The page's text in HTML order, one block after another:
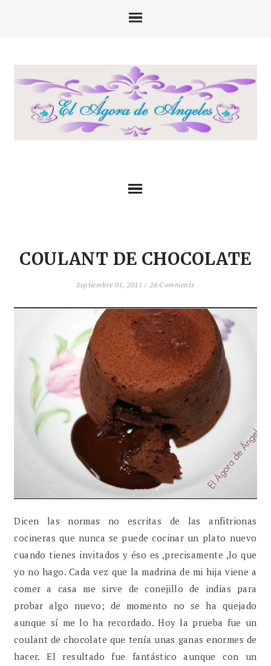
COULANT DE CHOCOLATE
Septiembre 01, 2011 / 26 Comments
Dicen las normas no escritas de las anfitrionas
cocineras que nunca se puede cocinar un plato nuevo
cuando tienes invitados y éso es ,precisamente ,lo que
yo no hago. Cada vez que la madrina de mi hija viene a
comer a casa me sirve de conejillo de indias para
probar algo nuevo; de momento no se ha quejado
aunque sí me lo ha recordado. Hoy la prueba fue un
coulant de chocolate que tenía unas ganas enormes de
hacer. El resultado fue fantástico aunque con un